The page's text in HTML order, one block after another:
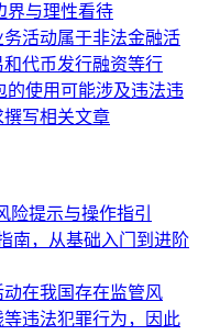
界与理性看待
活动属于非法金融活
代币发行融资等行
的使用可能涉及违法违
写相关文章
险提示与操作指引
南，从基础入门到进阶
在我国存在监管风
违法犯罪行为，因此